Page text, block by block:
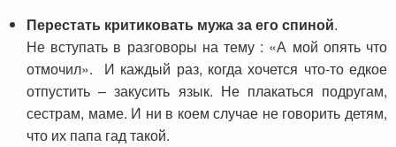
Перестать критиковать мужа за его спиной.
Не вступать в разговоры на тему : «А мой опять что
отмочил». И каждый раз, когда хочется что-то едкое
отпустить – закусить язык. Не плакаться подругам,
сестрам, маме. И ни в коем случае не говорить детям,
что их папа гад такой.